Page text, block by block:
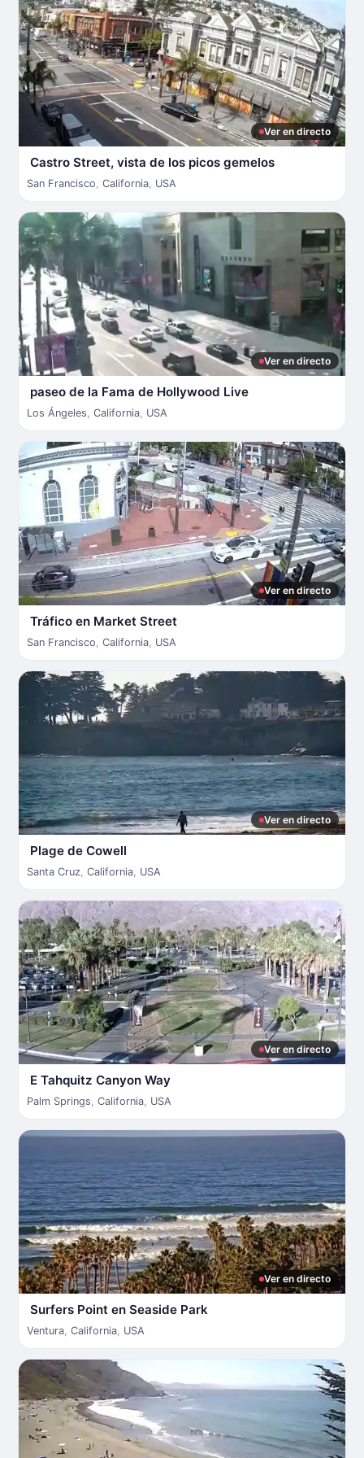
Ver en directo
Castro Street, vista de los picos gemelos
San Francisco, California, USA
Ver en directo
paseo de la Fama de Hollywood Live
Los Ángeles, California, USA
Ver en directo
Tráfico en Market Street
San Francisco, California, USA
Ver en directo
Plage de Cowell
Santa Cruz, California, USA
Ver en directo
E Tahquitz Canyon Way
Palm Springs, California, USA
Ver en directo
Surfers Point en Seaside Park
Ventura, California, USA